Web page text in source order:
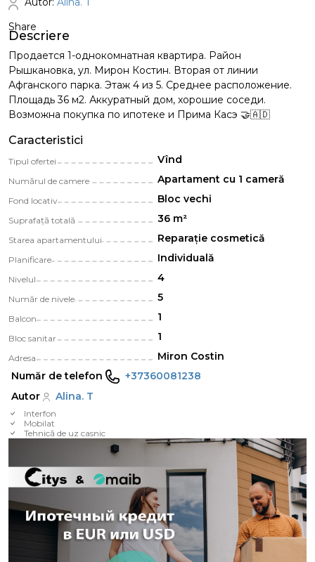
Descriere
Продается 1-однокомнатная квартира. Район
Рышкановка, ул. Мирон Костин. Вторая от линии
Афганского парка. Этаж 4 из 5. Среднее расположение.
Площадь 36 м2. Аккуратный дом, хорошие соседи.
Возможна покупка по ипотеке и Прима Касэ 🤝🇦🇩
Caracteristici
Tipul ofertei Vînd
Numărul de camere Apartament cu 1 cameră
Fond locativ Bloc vechi
Suprafață totală 36 m²
Starea apartamentului Reparație cosmetică
Planificare Individuală
Nivelul 4
Număr de nivele 5
Balcon 1
Bloc sanitar 1
Adresa
Miron Costin
Număr de telefon
+37360081238
Autor
Alina. T
Interfon
Mobilat
Tehnică de uz casnic
Share